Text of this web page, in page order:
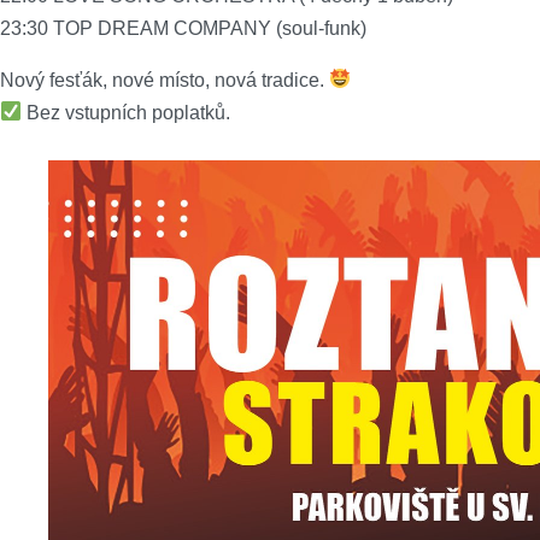
23:30 TOP DREAM COMPANY (soul-funk)
Nový fesťák, nové místo, nová tradice.
Bez vstupních poplatků.